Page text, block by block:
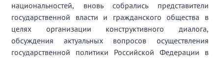
национальностей, вновь собрались представители
государственной власти и гражданского общества в
целях организации конструктивного диалога,
обсуждения актуальных вопросов осуществления
государственной политики Российской Федерации в